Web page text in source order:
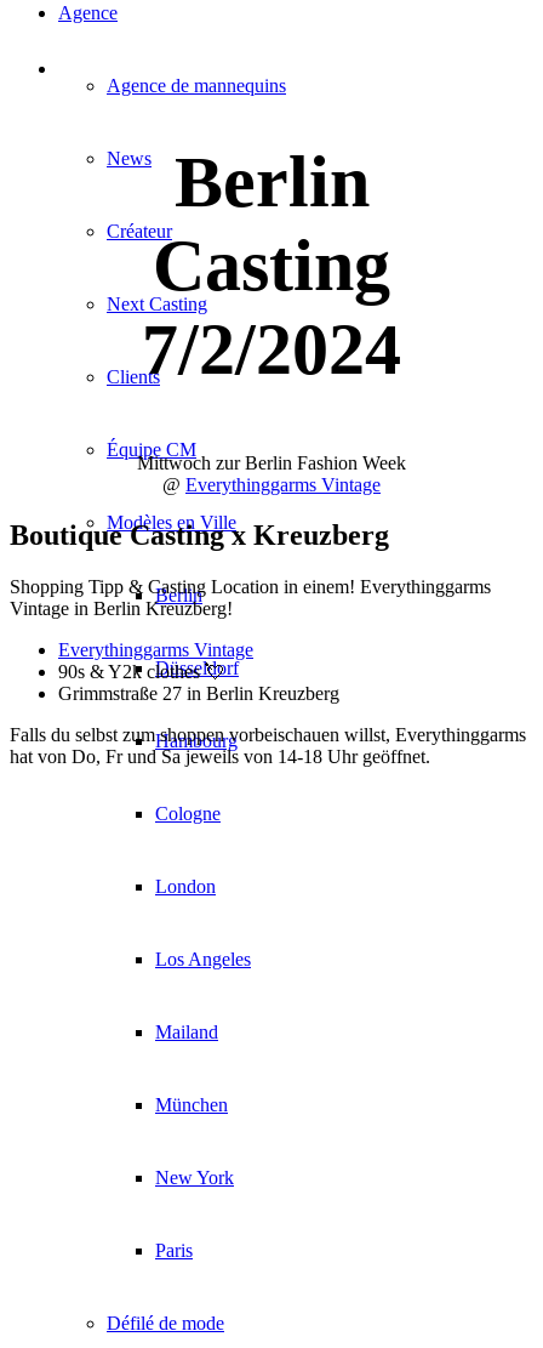
Agence
Agence de mannequins
News
Créateur
Next Casting
Clients
Équipe CM
Modèles en Ville
Berlin
Düsseldorf
Hambourg
Cologne
London
Los Angeles
Mailand
München
New York
Paris
Défilé de mode
Berlin
Casting
7/2/2024
Mittwoch zur Berlin Fashion Week
@ Everythinggarms Vintage
Boutique Casting x Kreuzberg
Shopping Tipp & Casting Location in einem! Everythinggarms
Vintage in Berlin Kreuzberg!
Everythinggarms Vintage
90s & Y2k clothes 💘
Grimmstraße 27 in Berlin Kreuzberg
Falls du selbst zum shoppen vorbeischauen willst, Everythinggarms
hat von Do, Fr und Sa jeweils von 14-18 Uhr geöffnet.